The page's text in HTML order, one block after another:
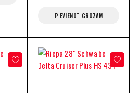
PIEVIENOT GROZAM